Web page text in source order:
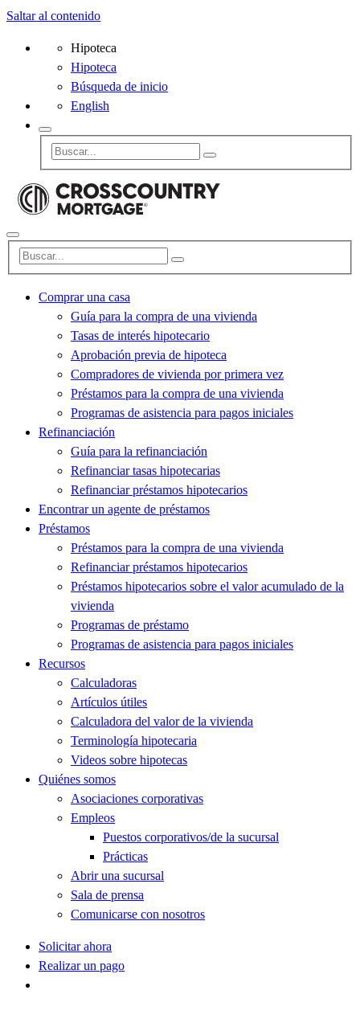
Saltar al contenido
Hipoteca
Hipoteca
Búsqueda de inicio
English
Comprar una casa
Guía para la compra de una vivienda
Tasas de interés hipotecario
Aprobación previa de hipoteca
Compradores de vivienda por primera vez
Préstamos para la compra de una vivienda
Programas de asistencia para pagos iniciales
Refinanciación
Guía para la refinanciación
Refinanciar tasas hipotecarias
Refinanciar préstamos hipotecarios
Encontrar un agente de préstamos
Préstamos
Préstamos para la compra de una vivienda
Refinanciar préstamos hipotecarios
Préstamos hipotecarios sobre el valor acumulado de la
vivienda
Programas de préstamo
Programas de asistencia para pagos iniciales
Recursos
Calculadoras
Artículos útiles
Calculadora del valor de la vivienda
Terminología hipotecaria
Videos sobre hipotecas
Quiénes somos
Asociaciones corporativas
Empleos
Puestos corporativos/de la sucursal
Prácticas
Abrir una sucursal
Sala de prensa
Comunicarse con nosotros
Solicitar ahora
Realizar un pago